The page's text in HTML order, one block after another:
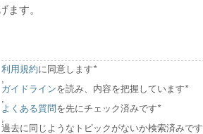
ます。
利用規約に同意します*
ガイドラインを読み、内容を把握しています*
よくある質問を先にチェック済みです*
過去に同じようなトピックがないか検索済みです